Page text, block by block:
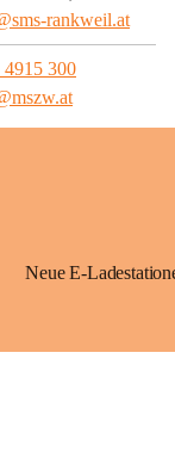
rankweil.at
300